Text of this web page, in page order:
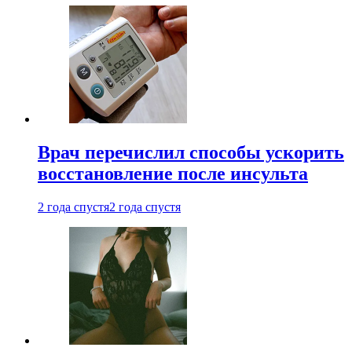
Врач перечислил способы ускорить
восстановление после инсульта
2 года спустя2 года спустя